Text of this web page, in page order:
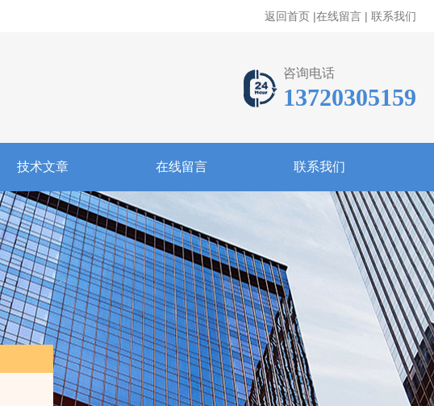
返回首页 |在线留言 | 联系我们
咨询电话
13720305159
技术文章 在线留言 联系我们